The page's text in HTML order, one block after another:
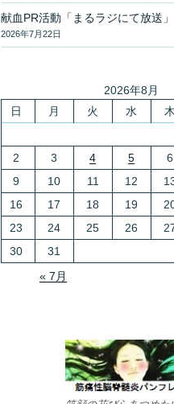
献血PR活動「まるラジにて放送」
2026年7月22日
2026年8月
日
月 火 水 木
2
3 4 5 6
9
10 11 12
16
17 18 19
23
24 25 26
30
31
« 7月